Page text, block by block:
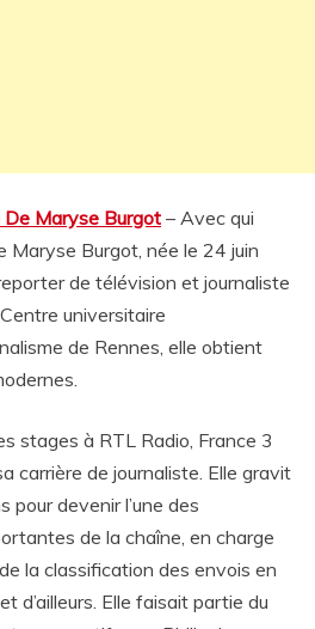
De Maryse Burgot – Avec qui
Maryse Burgot, née le 24 juin
de télévision et journaliste
universitaire
de Rennes, elle obtient
stages à RTL Radio, France 3
carrière de journaliste. Elle gravit
pour devenir l’une des
de la chaîne, en charge
la classification des envois en
d’ailleurs. Elle faisait partie du